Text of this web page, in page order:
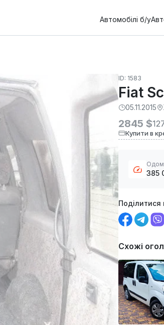
Автомобілі б/у
ID: 1583
Fiat
05.11.2015
2845 $
Купити в
385
Схожі